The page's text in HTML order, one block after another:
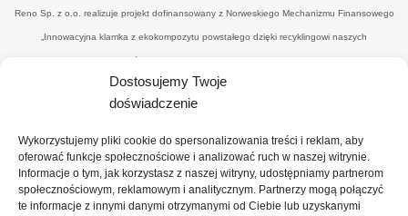
Dostosujemy Twoje
doświadczenie
Wykorzystujemy pliki cookie do spersonalizowania treści i reklam, aby
oferować funkcje społecznościowe i analizować ruch w naszej witrynie.
Informacje o tym, jak korzystasz z naszej witryny, udostępniamy partnerom
społecznościowym, reklamowym i analitycznym. Partnerzy mogą połączyć
te informacje z innymi danymi otrzymanymi od Ciebie lub uzyskanymi
Reno Sp. z o.o. realizuje projekt dofinansowany z Norweskiego Mechanizmu Finansowego
„Innowacyjna klamka z ekokompozytu powstałego dzięki recyklingowi naszych
poprodukcyjnych odpadów drzewnych’" w ramach umowy o dofinansowanie UWP-
NORW.19.01.04-14-0041/20-00. Celem i efektemjest uzyskanie nowego, konkurencyjnego
produktu - eko-klamki, zredukowanie ilości drewnopochodnych odpadów przez wtórne ich
oraz spoiwa o minimalnym wpływie na środowisko, co zbliży firmę do osiągnięcia statusu
"zero-waste organisation”. Dofinansowanie projektu z UE: 374 101,00 PLN (wysokość
wydatków całkowitych: 818 866, 10 PLN wysokość wydatków kwalifikowalnych: 689